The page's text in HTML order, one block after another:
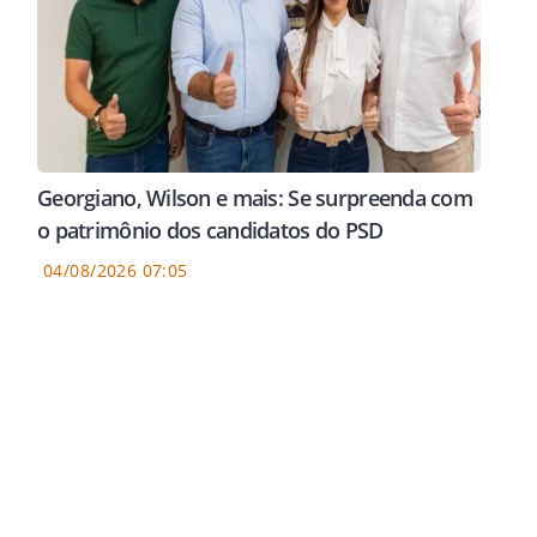
Georgiano, Wilson e mais: Se surpreenda com
o patrimônio dos candidatos do PSD
04/08/2026 07:05